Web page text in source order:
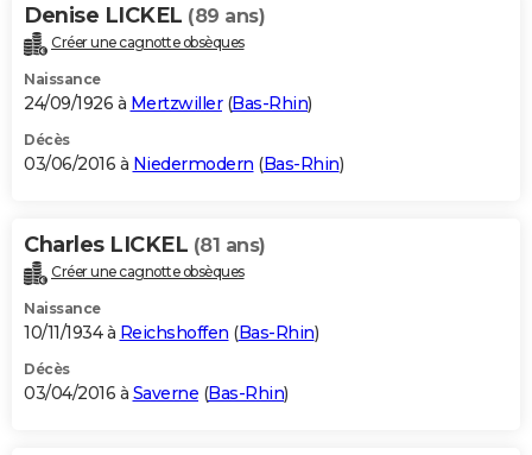
Denise LICKEL (89 ans)
Créer une cagnotte obsèques
Naissance
24/09/1926 à Mertzwiller(Bas-Rhin)
Décès
03/06/2016 à Niedermodern (Bas-Rhin)
Charles LICKEL (81 ans)
Créer une cagnotte obsèques
Naissance
10/11/1934 à Reichshoffen (Bas-Rhin)
Décès
03/04/2016 à Saverne (Bas-Rhin)